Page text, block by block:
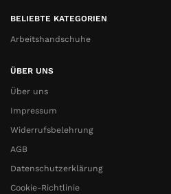
BELIEBTE KATEGORIEN
Arbeitshandschuhe
ÜBER UNS
Über uns
Impressum
Widerrufsbelehrung
AGB
Datenschutzerklärung
Cookie-Richtlinie